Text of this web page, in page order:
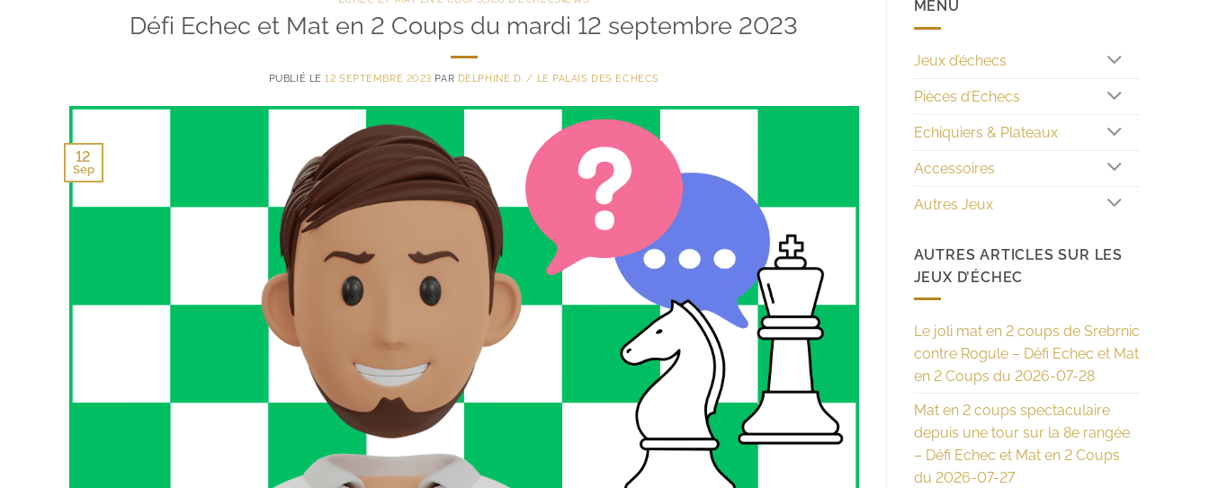
Défi Echec et Mat en 2 Coups du mardi 12 septembre 2023
PUBLIÉ LE12 SEPTEMBRE 2023 PAR DELPHINE D. / LE PALAIS DES ECHECS
12
Sep
MENU
Jeux d’échecs
Pièces d’Echecs
Echiquiers & Plateaux
Accessoires
Autres Jeux
AUTRES ARTICLES SUR LES
JEUX D’ÉCHEC
Le joli mat en 2 coups de Srebrnic
contre Rogule – Défi Echec et Mat
en 2 Coups du 2026-07-28
Mat en 2 coups spectaculaire
depuis une tour sur la 8e rangée
– Défi Echec et Mat en 2 Coups
du 2026-07-27